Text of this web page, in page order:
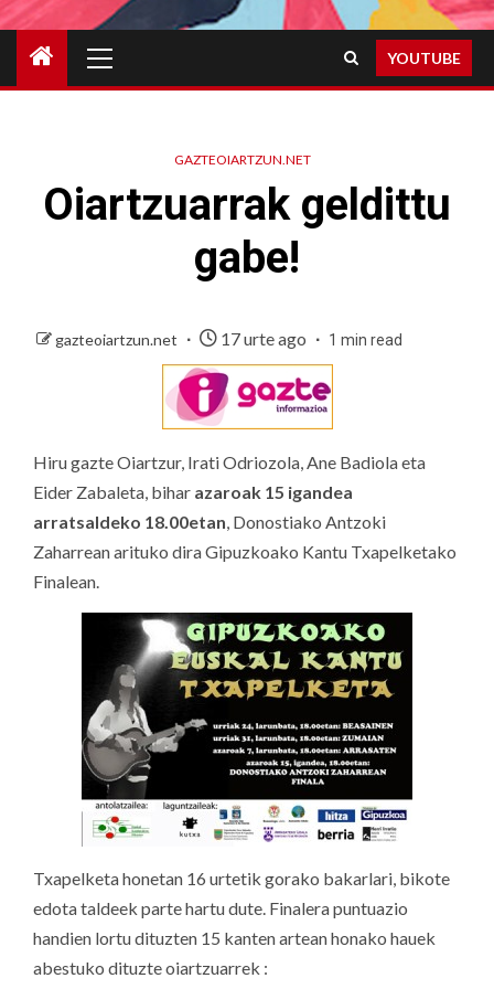
Menu
YOUTUBE
GAZTEOIARTZUN.NET
Oiartzuarrak geldittu
gabe!
gazteoiartzun.net 17 urte ago 1 min read
Hiru gazte Oiartzur, Irati Odriozola, Ane Badiola eta
Eider Zabaleta, bihar azaroak 15 igandea
arratsaldeko 18.00etan, Donostiako Antzoki
Zaharrean arituko dira Gipuzkoako Kantu Txapelketako
Finalean.
Txapelketa honetan 16 urtetik gorako bakarlari, bikote
edota taldeek parte hartu dute. Finalera puntuazio
handien lortu dituzten 15 kanten artean honako hauek
abestuko dituzte oiartzuarrek :